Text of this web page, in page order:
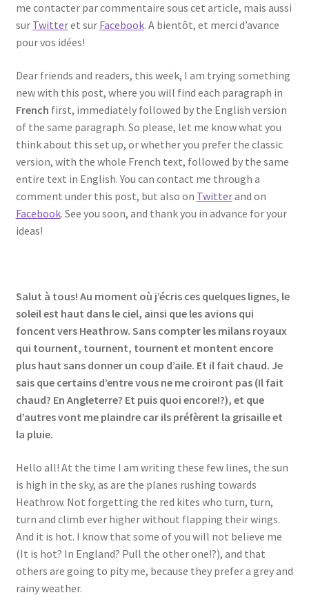
Locations
My Bookings
Private
me contacter par commentaire sous cet article, mais aussi
sur Twitteret sur Facebook. A bientôt, et merci d’avance
pour vos idées!
Dear friends and readers, this week, I am trying something
new with this post, where you will find each paragraph in
French first, immediately followed by the English version
of the same paragraph. So please, let me know what you
think about this set up, or whether you prefer the classic
version, with the whole French text, followed by the same
entire text in English. You can contact me through a
comment under this post, but also on Twitterand on
Facebook. See you soon, and thank you in advance for your
ideas!
Salut à tous! Au moment où j’écris ces quelques lignes, le
soleil est haut dans le ciel, ainsi que les avions qui
foncent vers Heathrow. Sans compter les milans royaux
qui tournent, tournent, tournent et montent encore
plus haut sans donner un coup d’aile. Et il fait chaud. Je
sais que certains d’entre vous ne me croiront pas (Il fait
chaud? En Angleterre? Et puis quoi encore!?), et que
d’autres vont me plaindre car ils préfèrent la grisaille et
la pluie.
Hello all! At the time I am writing these few lines, the sun
is high in the sky, as are the planes rushing towards
Heathrow. Not forgetting the red kites who turn, turn,
turn and climb ever higher without flapping their wings.
And it is hot. I know that some of you will not believe me
(It is hot? In England? Pull the other one!?), and that
others are going to pity me, because they prefer a grey and
rainy weather.